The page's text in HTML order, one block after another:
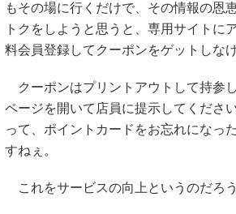
もその場に行くだけで、その情報の恩
トクをしようと思うと、専用サイトに
料会員登録してクーポンをゲットしな
クーポンはプリントアウトして持参
ページを開いて店員に提示してくださ
って、ポイントカードをお忘れになっ
すねぇ。
これをサービスの向上というのだろう